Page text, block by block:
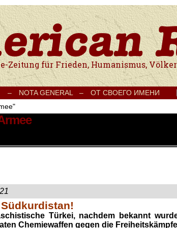
Frieden, Humanismus, Völkerverständigung und
– NOTA GENERAL – ОТ СВОЕГО ИМЕНИ
Türkei, nachdem bekannt
Chemiewaffen gegen die